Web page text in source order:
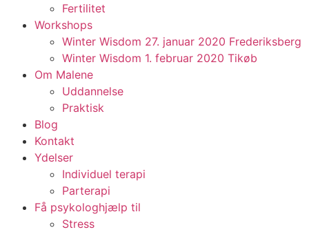
Fertilitet
Workshops
Winter Wisdom 27. januar 2020 Frederiksberg
Winter Wisdom 1. februar 2020 Tikøb
Om Malene
Uddannelse
Praktisk
Blog
Kontakt
Ydelser
Individuel terapi
Parterapi
Få psykologhjælp til
Stress